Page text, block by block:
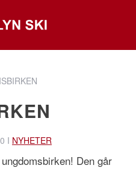
I NYHETER
Den går